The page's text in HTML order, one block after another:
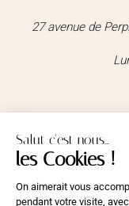
27 avenue de
Rejoignez
inspirants